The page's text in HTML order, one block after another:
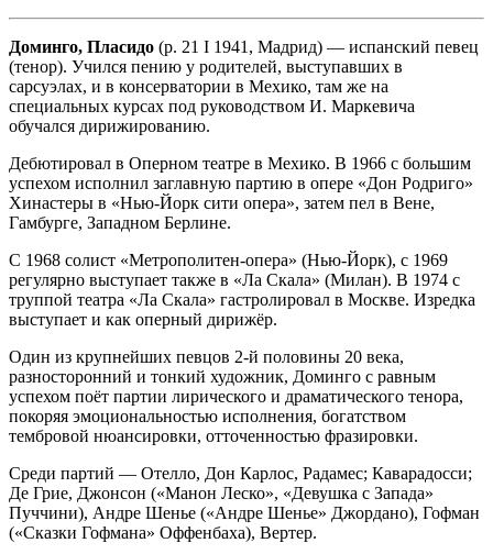
Доминго, Пласидо (р. 21 I 1941, Мадрид) — испанский певец
(тенор). Учился пению у родителей, выступавших в
сарсуэлах, и в консерватории в Мехико, там же на
специальных курсах под руководством И. Маркевича
обучался дирижированию.
Дебютировал в Оперном театре в Мехико. В 1966 с большим
успехом исполнил заглавную партию в опере «Дон Родриго»
Хинастеры в «Нью-Йорк сити опера», затем пел в Вене,
Гамбурге, Западном Берлине.
С 1968 солист «Метрополитен-опера» (Нью-Йорк), с 1969
регулярно выступает также в «Ла Скала» (Милан). В 1974 с
труппой театра «Ла Скала» гастролировал в Москве. Изредка
выступает и как оперный дирижёр.
Один из крупнейших певцов 2-й половины 20 века,
разносторонний и тонкий художник, Доминго с равным
успехом поёт партии лирического и драматического тенора,
покоряя эмоциональностью исполнения, богатством
тембровой нюансировки, отточенностью фразировки.
Среди партий — Отелло, Дон Карлос, Радамес; Каварадосси;
Де Грие, Джонсон («Манон Леско», «Девушка с Запада»
Пуччини), Андре Шенье («Андре Шенье» Джордано), Гофман
(«Сказки Гофмана» Оффенбаха), Вертер.